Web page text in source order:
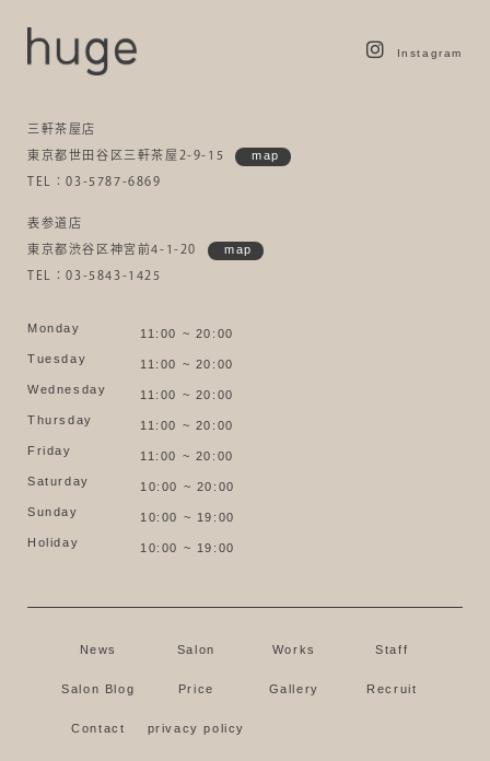
Instagram
三軒茶屋店
東京都世田谷区三軒茶屋2-9-15 map
TEL：03-5787-6869
表参道店
東京都渋谷区神宮前4-1-20 map
TEL：03-5843-1425
Monday
11:00 ~ 20:00
Tuesday
11:00 ~ 20:00
Wednesday
11:00 ~ 20:00
Thursday
11:00 ~ 20:00
Friday
11:00 ~ 20:00
Saturday
10:00 ~ 20:00
Sunday
10:00 ~ 19:00
Holiday
10:00 ~ 19:00
News Salon Works Staff
Salon Blog Price Gallery Recruit
Contact privacy policy